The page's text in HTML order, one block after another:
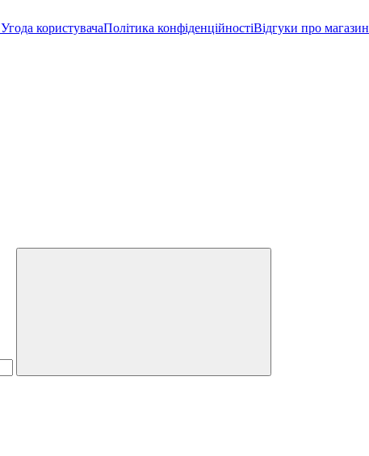
Угода користувачаПолітика конфіденційностіВідгуки про магазин